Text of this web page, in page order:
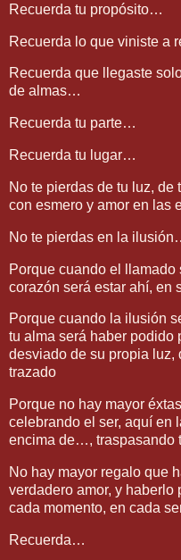
Recuerda tu propósito…
Recuerda lo que viniste a
Recuerda que llegaste
de almas…
Recuerda tu parte…
Recuerda tu lugar…
No te pierdas de tu luz,
con esmero y amor en las
No te pierdas en la
Porque cuando el
corazón será estar ahí, en
Porque cuando la ilusión
tu alma será haber podido
desviado de su propia luz,
trazado
Porque no hay mayor
celebrando el ser, aquí en
encima de…,
No hay mayor regalo que
verdadero amor, y haberlo
cada momento, en cada
Recuerda…